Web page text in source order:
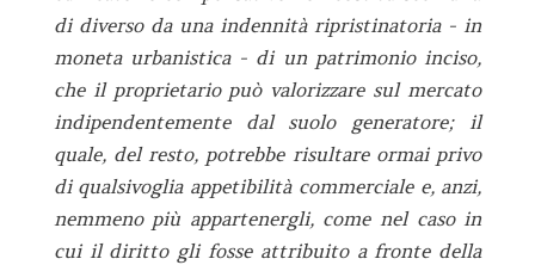
di diverso da una indennità ripristinatoria - in
moneta urbanistica - di un patrimonio inciso,
che il proprietario può valorizzare sul mercato
indipendentemente dal suolo generatore; il
quale, del resto, potrebbe risultare ormai privo
di qualsivoglia appetibilità commerciale e, anzi,
nemmeno più appartenergli, come nel caso in
cui il diritto gli fosse attribuito a fronte della